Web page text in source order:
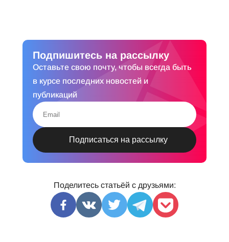
Подпишитесь на рассылку
Оставьте свою почту, чтобы всегда быть
в курсе последних новостей и
публикаций
Поделитесь статьёй с друзьями: